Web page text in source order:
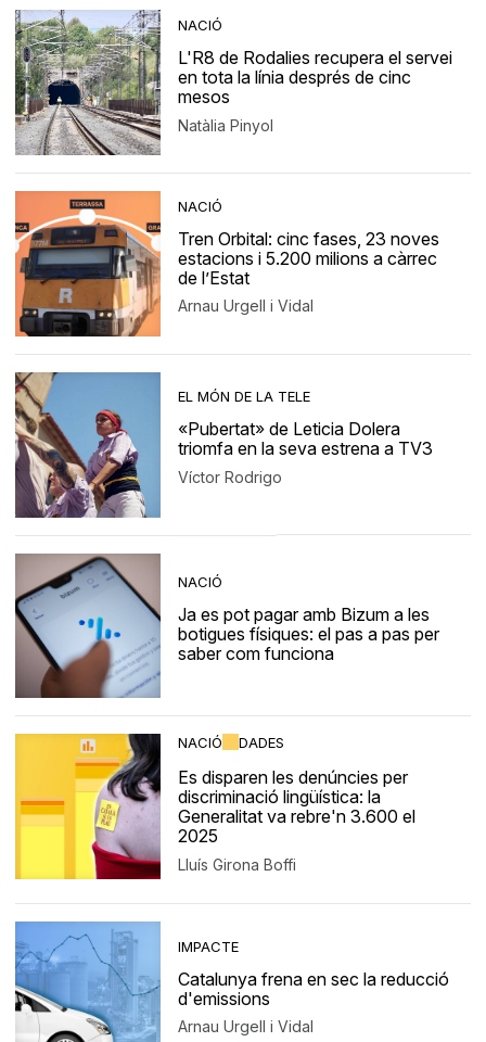
NACIÓ
L'R8 de Rodalies recupera el servei
en tota la línia després de cinc
mesos
Natàlia Pinyol
NACIÓ
Tren Orbital: cinc fases, 23 noves
estacions i 5.200 milions a càrrec
de l’Estat
Arnau Urgell i Vidal
EL MÓN DE LA TELE
«Pubertat» de Leticia Dolera
triomfa en la seva estrena a TV3
Víctor Rodrigo
NACIÓ
Ja es pot pagar amb Bizum a les
botigues físiques: el pas a pas per
saber com funciona
NACIÓ DADES
Es disparen les denúncies per
discriminació lingüística: la
Generalitat va rebre'n 3.600 el
2025
Lluís Girona Boffi
IMPACTE
Catalunya frena en sec la reducció
d'emissions
Arnau Urgell i Vidal